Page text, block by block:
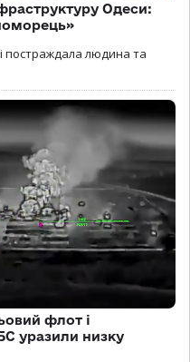
Одеси:
постраждала людина та
флот і
уразили низку